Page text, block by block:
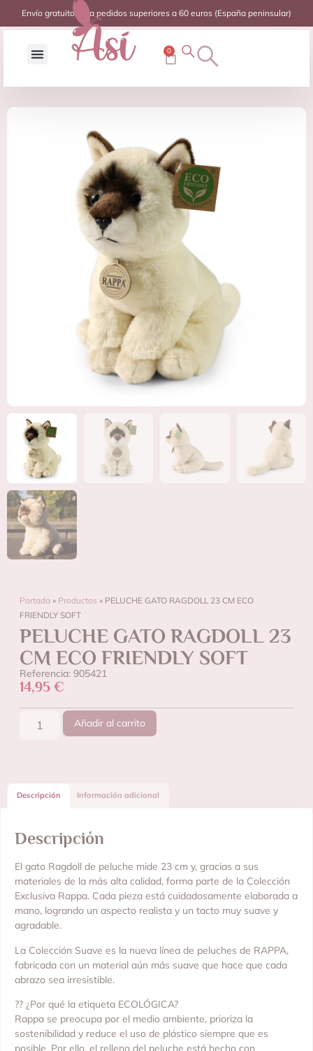
Envío gratuito para pedidos superiores a 60 euros (España peninsular)
0
Portada » Productos » PELUCHE GATO RAGDOLL 23 CM ECO
FRIENDLY SOFT
PELUCHE GATO RAGDOLL 23
CM ECO FRIENDLY SOFT
Referencia: 905421
14,95 €
Añadir al carrito
Descripción Información adicional
Descripción
El gato Ragdoll de peluche mide 23 cm y, gracias a sus
materiales de la más alta calidad, forma parte de la Colección
Exclusiva Rappa. Cada pieza está cuidadosamente elaborada a
mano, logrando un aspecto realista y un tacto muy suave y
agradable.
La Colección Suave es la nueva línea de peluches de RAPPA,
fabricada con un material aún más suave que hace que cada
abrazo sea irresistible.
?? ¿Por qué la etiqueta ECOLÓGICA?
Rappa se preocupa por el medio ambiente, prioriza la
sostenibilidad y reduce el uso de plástico siempre que es
posible. Por ello, el relleno del peluche está hecho con